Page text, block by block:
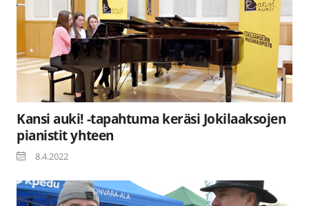
Kansi auki! -tapahtuma keräsi Jokilaaksojen
pianistit yhteen
8.4.2022